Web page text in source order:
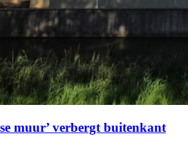
muur’ verbergt buitenkant